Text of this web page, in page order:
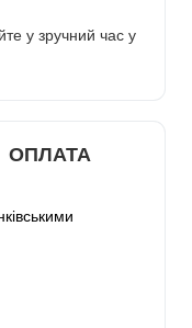
у зручний час у
ОПЛАТА